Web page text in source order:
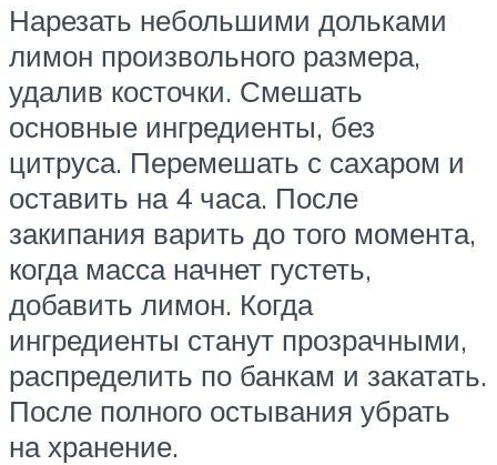
Нарезать небольшими дольками
лимон произвольного размера,
удалив косточки. Смешать
основные ингредиенты, без
цитруса. Перемешать с сахаром и
оставить на 4 часа. После
закипания варить до того момента,
когда масса начнет густеть,
добавить лимон. Когда
ингредиенты станут прозрачными,
распределить по банкам и закатать.
После полного остывания убрать
на хранение.